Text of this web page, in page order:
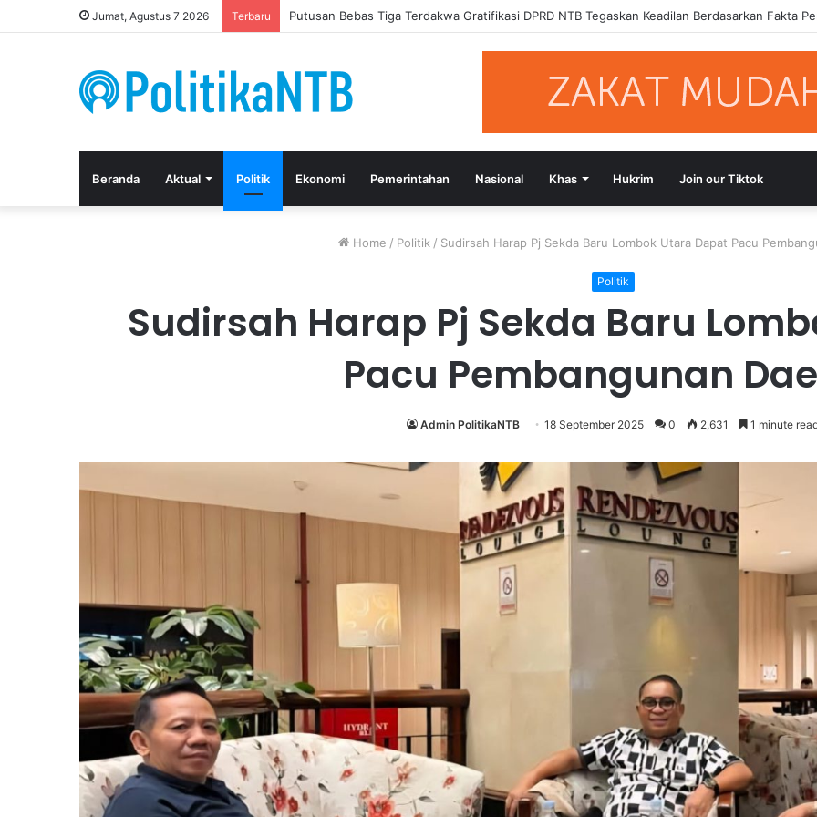
Jumat, Agustus 7 2026 Terbaru Gerindra NTB Minta Muazzim Luruskan Pernyataannya, Jangan Seret Partai Lain ke Polemik
Beranda Aktual Politik Ekonomi Pemerintahan Nasional Khas Hukrim Join our Tiktok
Home / Politik / Sudirsah Harap Pj Sekda Baru Lombok Utara Dapat Pacu
Politik
Sudirsah Harap Pj Sekda Baru
Pacu Pembangunan
Admin PolitikaNTB 18 September 2025 0 2,631 1 minute